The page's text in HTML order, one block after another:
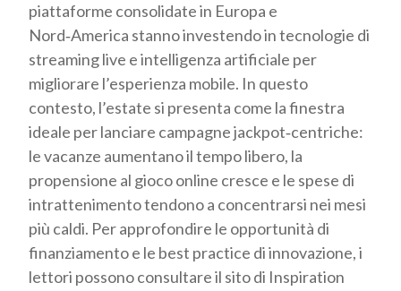
piattaforme consolidate in Europa e
Nord‑America stanno investendo in tecnologie di
streaming live e intelligenza artificiale per
migliorare l’esperienza mobile. In questo
contesto, l’estate si presenta come la finestra
ideale per lanciare campagne jackpot‑centriche:
le vacanze aumentano il tempo libero, la
propensione al gioco online cresce e le spese di
intrattenimento tendono a concentrarsi nei mesi
più caldi. Per approfondire le opportunità di
finanziamento e le best practice di innovazione, i
lettori possono consultare il sito di Inspiration